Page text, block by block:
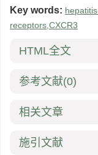
Key words:
receptors,CXCR3
HTML全文
参考文献(0)
相关文章
施引文献